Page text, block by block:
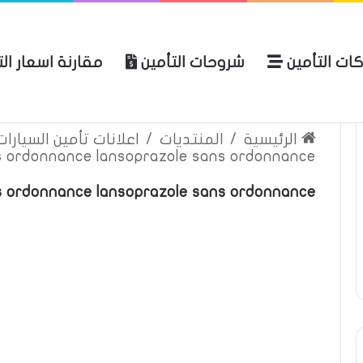
التأمين شروحات التأمين مقارنة اسعار للتأمين الرئيسية عن
الرئيسية / المنتديات / اعلانات تأمين
ordonnance lansoprazole sans ordonnance
ordonnance lansoprazole sans ordonnance